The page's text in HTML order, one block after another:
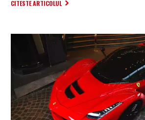
CITESTE ARTICOLUL